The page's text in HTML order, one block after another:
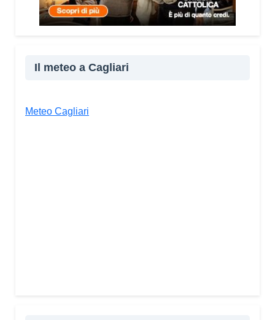
Il meteo a Cagliari
Meteo Cagliari